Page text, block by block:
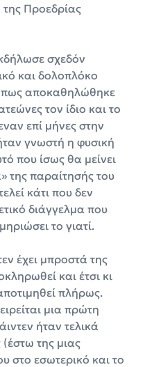
Προεδρίας
σχεδόν
και δολοπλόκο
πως αποκαθηλώθηκε
τον ίδιο και το
επί μήνες στην
γνωστή η φυσική
που ίσως θα μείνει
της παραίτησής του
κάτι που δεν
διάγγελμα που
το γιατί.
έχει μπροστά της
και έτσι κι
πλήρως.
μια πρώτη
ήταν τελικά
της μιας
στο εσωτερικό και το